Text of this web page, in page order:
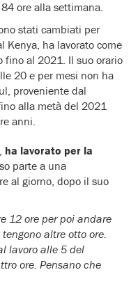
ore alla settimana.
stati cambiati per
Kenya, ha lavorato come
fino al 2021. Il suo orario
20 e per mesi non ha
proveniente dal
alla metà del 2021
anni.
ha lavorato per la
parte a una
al giorno, dopo il suo
12 ore per poi andare
altre otto ore.
lavoro alle 5 del
ore. Pensano che